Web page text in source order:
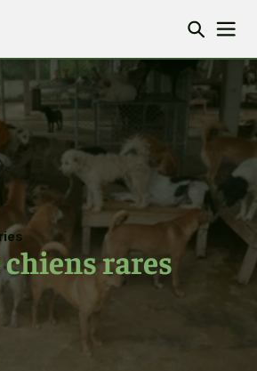
chiens rares